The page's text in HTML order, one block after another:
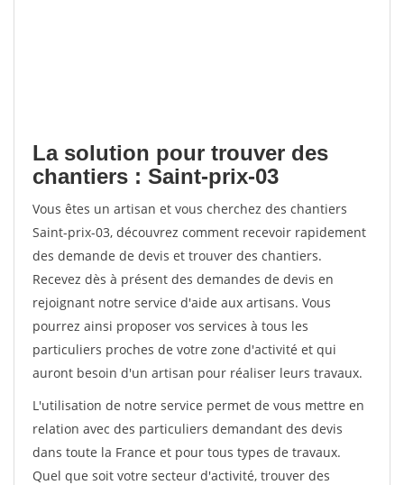
La solution pour trouver des
chantiers : Saint-prix-03
Vous êtes un artisan et vous cherchez des chantiers
Saint-prix-03, découvrez comment recevoir rapidement
des demande de devis et trouver des chantiers.
Recevez dès à présent des demandes de devis en
rejoignant notre service d'aide aux artisans. Vous
pourrez ainsi proposer vos services à tous les
particuliers proches de votre zone d'activité et qui
auront besoin d'un artisan pour réaliser leurs travaux.
L'utilisation de notre service permet de vous mettre en
relation avec des particuliers demandant des devis
dans toute la France et pour tous types de travaux.
Quel que soit votre secteur d'activité, trouver des